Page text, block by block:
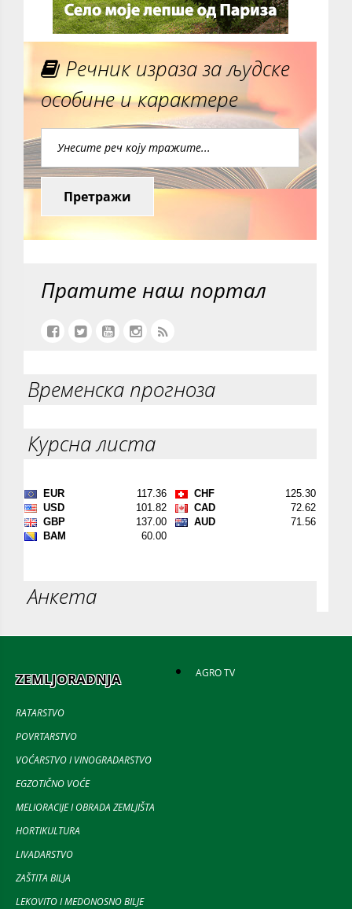
Речник израза за људске
особине и карактере
Претражи
Пратите наш портал
Временска прогноза
Курсна листа
Анкета
ZEMLJORADNJA
RATARSTVO
POVRTARSTVO
VOĆARSTVO I VINOGRADARSTVO
EGZOTIČNO VOĆE
MELIORACIJE I OBRADA ZEMLJIŠTA
HORTIKULTURA
LIVADARSTVO
ZAŠTITA BILJA
LEKOVITO I MEDONOSNO BILJE
AGRO TV